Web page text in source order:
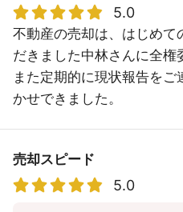
5.0
不動産の売却は、はじめて
だきました中林さんに全権
また定期的に現状報告をご
かせできました。
売却スピード
5.0